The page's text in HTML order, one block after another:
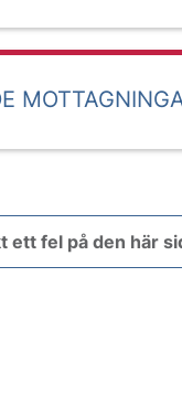
ett fel på den här